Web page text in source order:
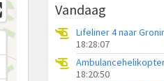
Vandaag
Lifeliner 4 naar
18:28:07
18:20:50